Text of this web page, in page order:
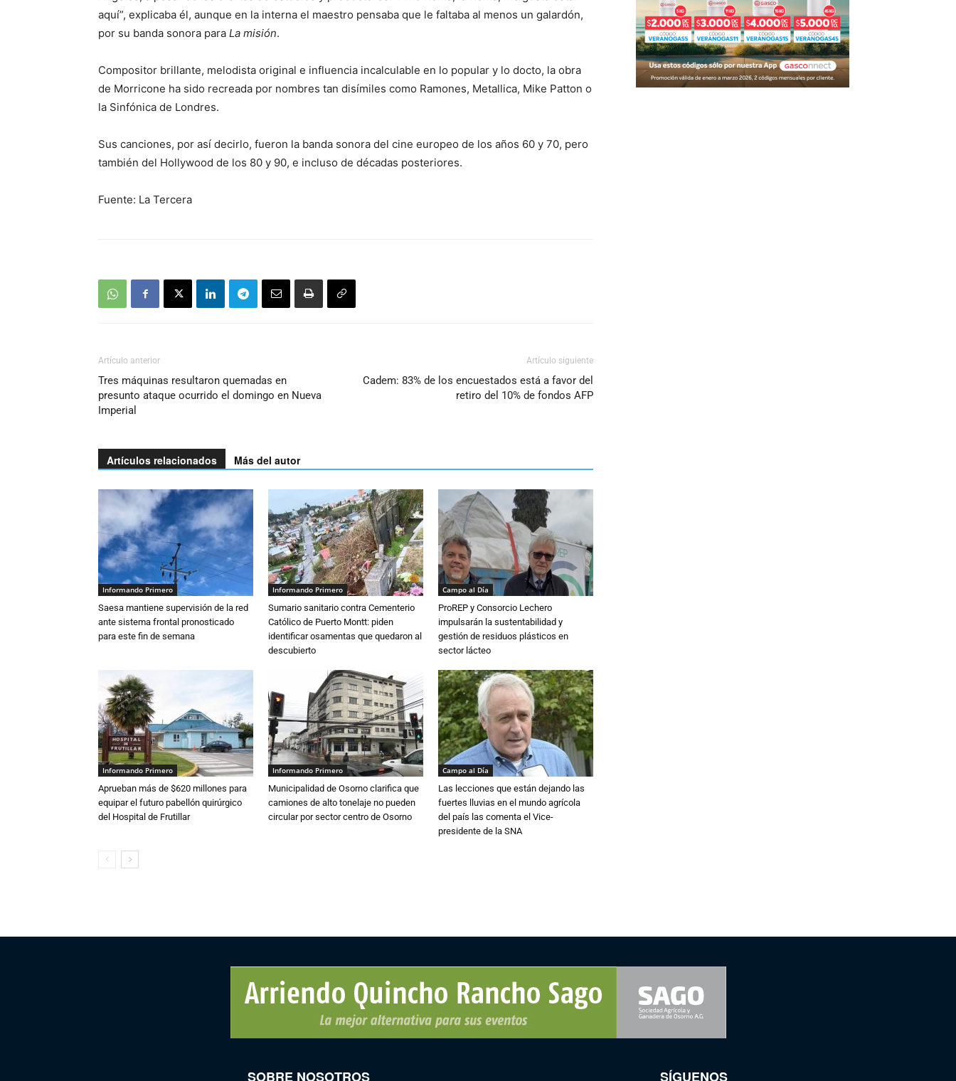
aquí”, explicaba él, aunque en la interna el maestro pensaba que le faltaba al menos un galardón,
por su banda sonora para La misión.
Compositor brillante, melodista original e influencia incalculable en lo popular y lo docto, la obra
de Morricone ha sido recreada por nombres tan disímiles como Ramones, Metallica, Mike Patton o
la Sinfónica de Londres.
Sus canciones, por así decirlo, fueron la banda sonora del cine europeo de los años 60 y 70, pero
también del Hollywood de los 80 y 90, e incluso de décadas posteriores.
Fuente: La Tercera
Artículo anterior
Tres máquinas resultaron quemadas en
presunto ataque ocurrido el domingo en Nueva
Imperial
Artículo siguiente
Cadem: 83% de los encuestados está a favor del
retiro del 10% de fondos AFP
Artículos relacionados Más del autor
Informando Primero
Saesa mantiene supervisión de la red
ante sistema frontal pronosticado
para este fin de semana
Informando Primero
Sumario sanitario contra Cementerio
Católico de Puerto Montt: piden
identificar osamentas que quedaron al
descubierto
Campo al Día
ProREP y Consorcio Lechero
impulsarán la sustentabilidad y
gestión de residuos plásticos en
sector lácteo
Informando Primero
Aprueban más de $620 millones para
equipar el futuro pabellón quirúrgico
del Hospital de Frutillar
Informando Primero
Municipalidad de Osorno clarifica que
camiones de alto tonelaje no pueden
circular por sector centro de Osorno
Campo al Día
Las lecciones que están dejando las
fuertes lluvias en el mundo agrícola
del país las comenta el Vice-
presidente de la SNA
SOBRE NOSOTROS SÍGUENOS